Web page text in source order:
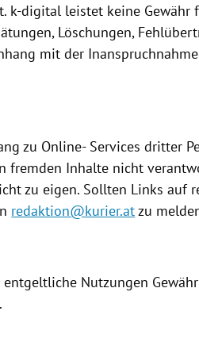
k-digital leistet keine Gewähr
Löschungen,
mit der Inanspruchnahme
zu Online- Services dritter
fremden Inhalte nicht
zu eigen. Sollten Links auf
redaktion@kurier.atzu
entgeltliche Nutzungen